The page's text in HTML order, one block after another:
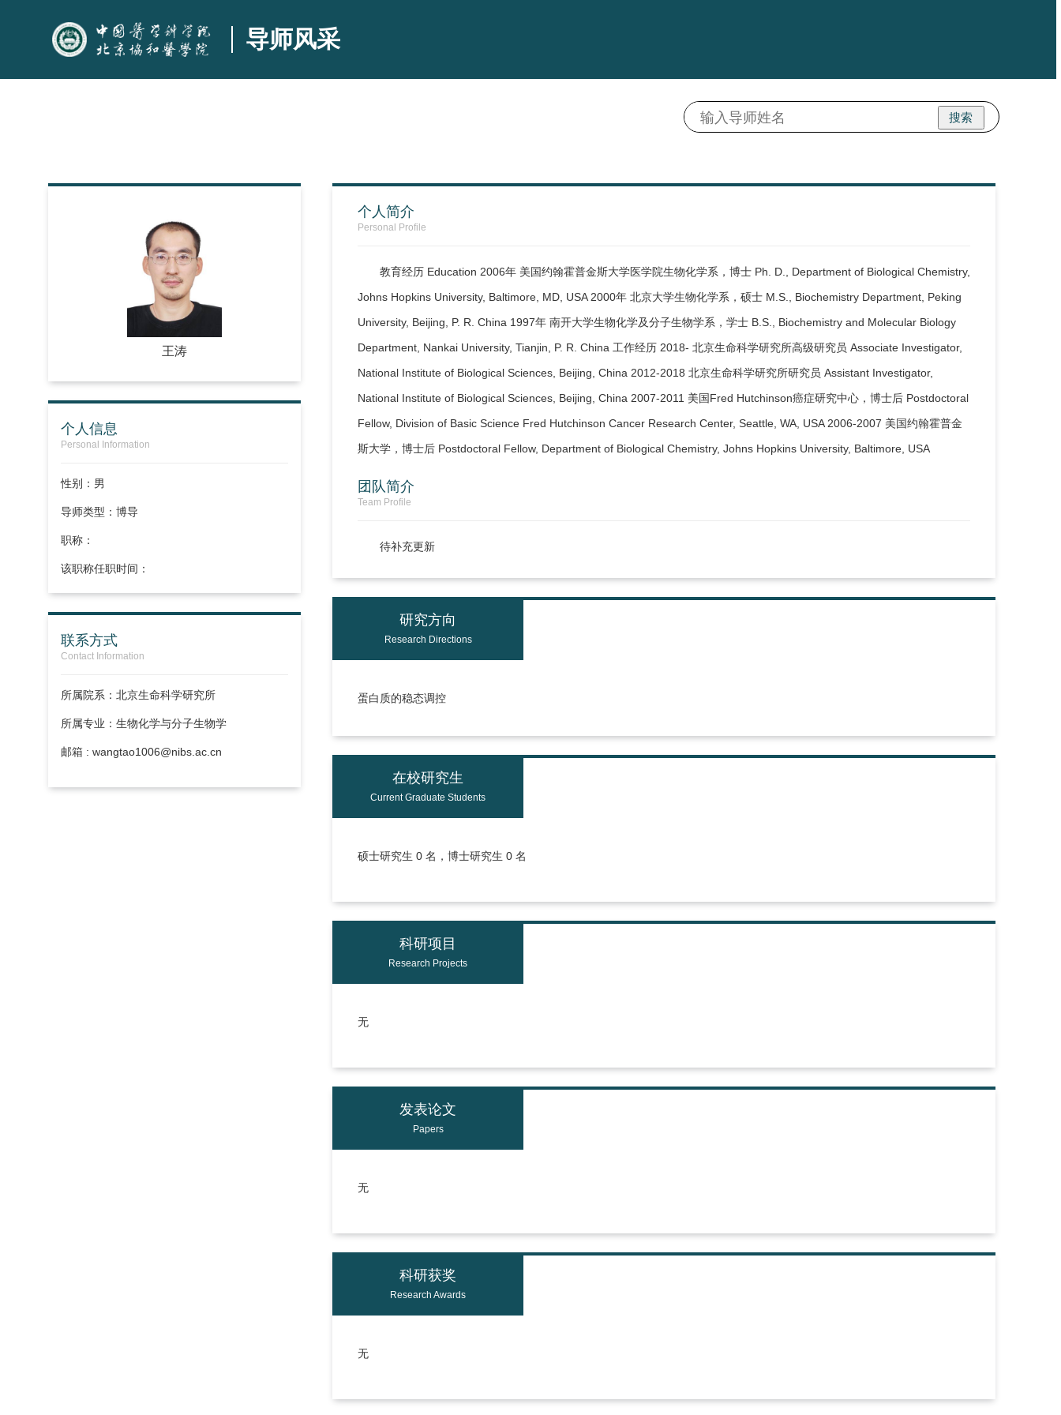
导师风采
搜索
王涛
个人信息
Personal Information
性别：男
导师类型：博导
职称：
该职称任职时间：
联系方式
Contact Information
所属院系：北京生命科学研究所
所属专业：生物化学与分子生物学
邮箱 : wangtao1006@nibs.ac.cn
个人简介
Personal Profile
教育经历 Education 2006年 美国约翰霍普金斯大学医学院生物化学系，博士 Ph. D., Department of Biological Chemistry,
Johns Hopkins University, Baltimore, MD, USA 2000年 北京大学生物化学系，硕士 M.S., Biochemistry Department, Peking
University, Beijing, P. R. China 1997年 南开大学生物化学及分子生物学系，学士 B.S., Biochemistry and Molecular Biology
Department, Nankai University, Tianjin, P. R. China 工作经历 2018- 北京生命科学研究所高级研究员 Associate Investigator,
National Institute of Biological Sciences, Beijing, China 2012-2018 北京生命科学研究所研究员 Assistant Investigator,
National Institute of Biological Sciences, Beijing, China 2007-2011 美国Fred Hutchinson癌症研究中心，博士后 Postdoctoral
Fellow, Division of Basic Science Fred Hutchinson Cancer Research Center, Seattle, WA, USA 2006-2007 美国约翰霍普金
斯大学，博士后 Postdoctoral Fellow, Department of Biological Chemistry, Johns Hopkins University, Baltimore, USA
团队简介
Team Profile
待补充更新
研究方向
Research Directions
蛋白质的稳态调控
在校研究生
Current Graduate Students
硕士研究生 0 名，博士研究生 0 名
科研项目
Research Projects
无
发表论文
Papers
无
科研获奖
Research Awards
无